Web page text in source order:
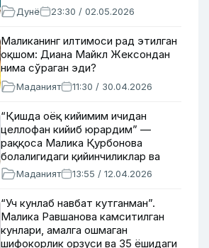
Дунё 23:30 / 02.05.2026
Маликанинг илтимоси рад этилган
оқшом: Диана Майкл Жексондан
нима сўраган эди?
Маданият 11:30 / 30.04.2026
“Қишда оёқ кийимим ичидан
целлофан кийиб юрардим” —
раққоса Малика Қурбонова
болалигидаги қийинчиликлар ва
турмуш ўртоғининг тақиқлари
ҳақида
Маданият 13:55 / 12.04.2026
“Уч кунлаб навбат кутганман”.
Малика Равшанова камситилган
кунлари, амалга ошмаган
шифокорлик орзуси ва 35 ёшидаги